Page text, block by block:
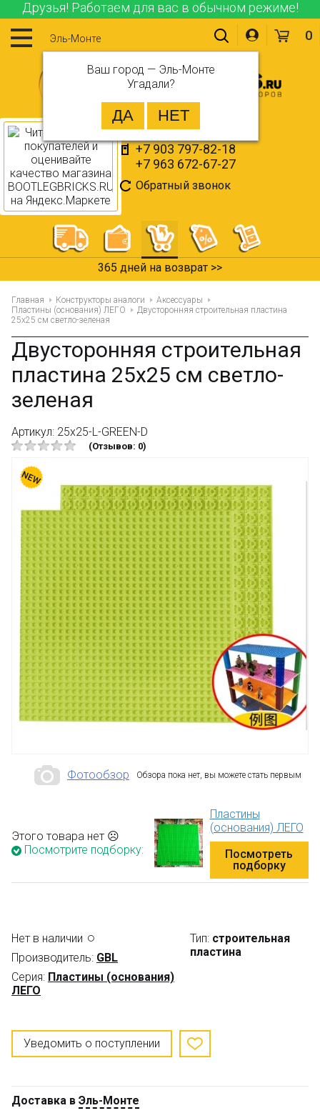
Друзья! Работаем для вас в обычном режиме!
Эль-Монте
Ваш город — Эль-Монте
Угадали?
+7 903 797-82-18
+7 963 672-67-27
Обратный звонок
0
365 дней на возврат >>
Главная Конструкторы аналоги
Аксессуары
Пластины (основания) ЛЕГО
Двусторонняя строительная пластина
25x25 см светло-зеленая
Двусторонняя строительная
пластина 25x25 см светло-
зеленая
Артикул: 25x25-L-GREEN-D
(Отзывов: 0)
Фотообзор Обзора пока нет, вы можете стать первым
Этого товара нет ☹
Посмотрите подборку:
Пластины
(основания) ЛЕГО
Посмотреть
подборку
Нет в наличии
Производитель: GBL
Серия: Пластины (основания)
ЛЕГО
Тип: строительная
пластина
Уведомить о поступлении
Доставка в Эль-Монте